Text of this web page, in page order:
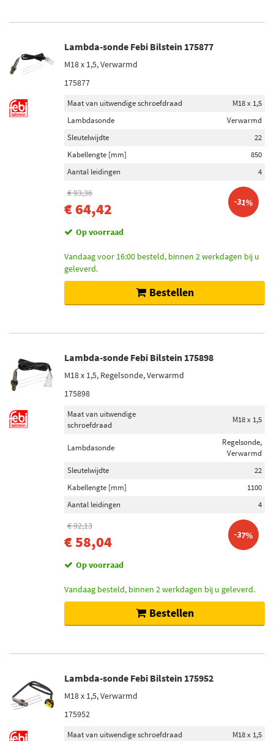
Lambda-sonde Febi Bilstein 175877
M18 x 1,5, Verwarmd
175877
Maat van uitwendige schroefdraad
M18 x 1,5
Lambdasonde
Verwarmd
Sleutelwijdte
22
Kabellengte [mm]
850
Aantal leidingen
4
€ 93,36
€ 64,42 -31%
Op voorraad
Vandaag voor 16:00 besteld, binnen 2 werkdagen bij u
geleverd.
Bestellen
Lambda-sonde Febi Bilstein 175898
M18 x 1,5, Regelsonde, Verwarmd
175898
Maat van uitwendige
schroefdraad
M18 x 1,5
Lambdasonde
Regelsonde,
Verwarmd
Sleutelwijdte
22
Kabellengte [mm]
1100
Aantal leidingen
4
€ 92,13
€ 58,04 -37%
Op voorraad
Vandaag besteld, binnen 2 werkdagen bij u geleverd.
Bestellen
Lambda-sonde Febi Bilstein 175952
M18 x 1,5, Verwarmd
175952
Maat van uitwendige schroefdraad
M18 x 1,5